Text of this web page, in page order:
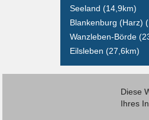
Seeland (14,9km)
Blankenburg (Harz)
Wanzleben-Börde
Eilsleben (27,6km)
Diese
Ihres